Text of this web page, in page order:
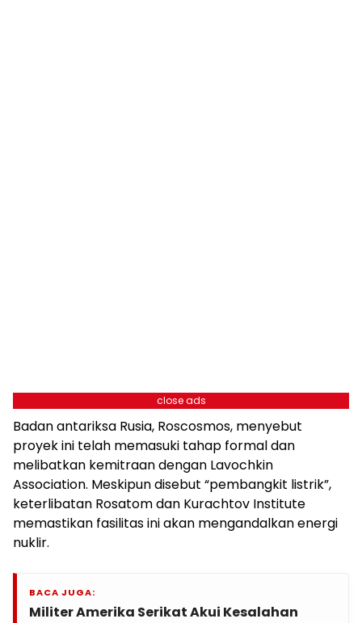
close ads
Badan antariksa Rusia, Roscosmos, menyebut
proyek ini telah memasuki tahap formal dan
melibatkan kemitraan dengan Lavochkin
Association. Meskipun disebut “pembangkit listrik”,
keterlibatan Rosatom dan Kurachtov Institute
memastikan fasilitas ini akan mengandalkan energi
nuklir.
BACA JUGA:
Militer Amerika Serikat Akui Kesalahan